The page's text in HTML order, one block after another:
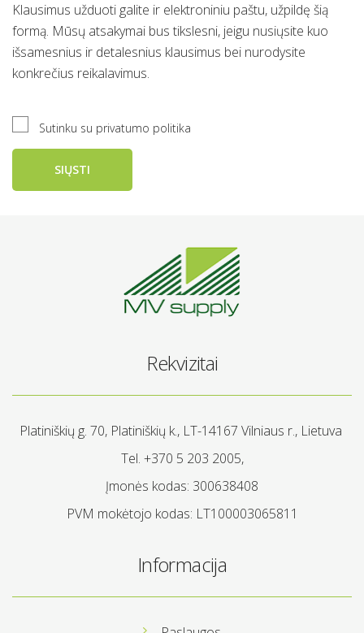
Klausimus užduoti galite ir elektroniniu paštu, užpildę šią
formą. Mūsų atsakymai bus tikslesni, jeigu nusiųsite kuo
išsamesnius ir detalesnius klausimus bei nurodysite
konkrečius reikalavimus.
Sutinku su privatumo politika
SIŲSTI
Rekvizitai
Platiniškių g. 70, Platiniškių k., LT-14167 Vilniaus r., Lietuva
Tel. +370 5 203 2005,
Įmonės kodas: 300638408
PVM mokėtojo kodas: LT100003065811
Informacija